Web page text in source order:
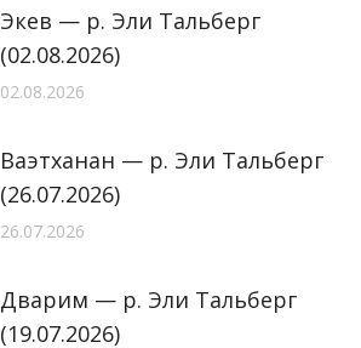
Экев — р. Эли Тальберг
(02.08.2026)
02.08.2026
Ваэтханан — р. Эли Тальберг
(26.07.2026)
26.07.2026
Дварим — р. Эли Тальберг
(19.07.2026)